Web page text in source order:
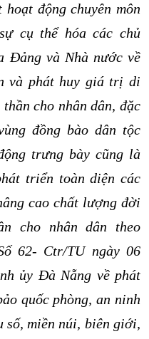
động chuyên môn
cụ thể hóa các chủ
Đảng và Nhà nước về
và phát huy giá trị di
cho nhân dân, đặc
đồng bào dân tộc
trưng bày cũng là
triển toàn diện các
cao chất lượng đời
cho nhân dân theo
62- Ctr/TU ngày 06
ủy Đà Nẵng về phát
quốc phòng, an ninh
số, miền núi, biên giới,